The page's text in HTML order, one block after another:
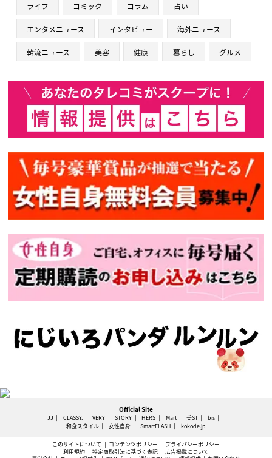
ライフ コミック コラム 占い
エンタメニュース インタビュー 海外ニュース
韓流ニュース 美容 健康 暮らし グルメ
Official Site
JJ CLASSY. VERY STORY HERS Mart 美ST
bis
和食スタイル
女性自身 SmartFLASH kokode.jp
このサイトについて コンテンツポリシー
プライバシーポリシー
利用規約
特定商取引法に基づく表記
広告掲載について